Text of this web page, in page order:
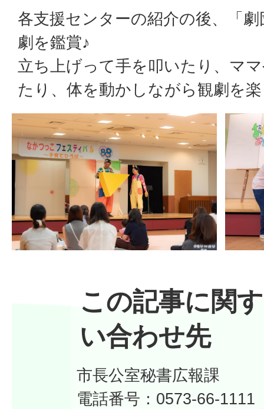
各支援センターの紹介の後、「
劇を鑑賞♪
立ち上げって手を叩いたり、マ
たり、体を動かしながら観劇を
この記事に関
い合わせ先
市長公室秘書広報課
電話番号：0573-66-1111